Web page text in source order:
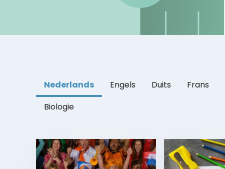
Nederlands Engels Duits Frans
Biologie